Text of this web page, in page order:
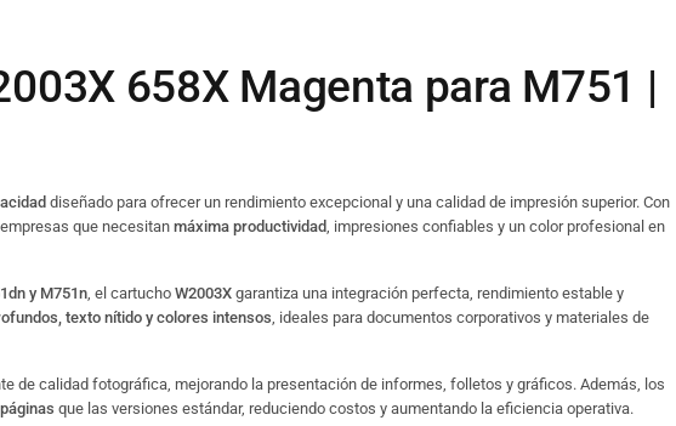
658X Magenta para M751 |
diseñado para ofrecer un rendimiento excepcional y una calidad de impresión superior. Con
que necesitan máxima productividad, impresiones confiables y un color profesional en
y M751n, el cartucho W2003X garantiza una integración perfecta, rendimiento estable y
texto nítido y colores intensos, ideales para documentos corporativos y materiales de
de calidad fotográfica, mejorando la presentación de informes, folletos y gráficos. Además, los
que las versiones estándar, reduciendo costos y aumentando la eficiencia operativa.